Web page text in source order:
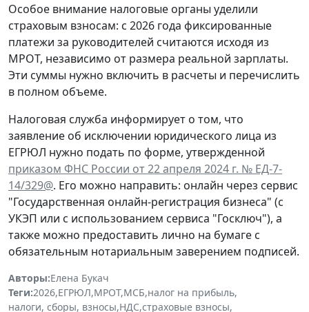
Особое внимание налоговые органы уделили
страховым взносам: с 2026 года фиксированные
платежи за руководителей считаются исходя из
МРОТ, независимо от размера реальной зарплаты.
Эти суммы нужно включить в расчеты и перечислить
в полном объеме.
Налоговая служба информирует о том, что
заявление об исключении юридического лица из
ЕГРЮЛ нужно подать по форме, утвержденной
приказом ФНС России от 22 апреля 2024 г. № ЕД-7-
14/329@. Его можно направить: онлайн через сервис
"Государственная онлайн-регистрация бизнеса" (с
УКЭП или с использованием сервиса "Госключ"), а
также можно предоставить лично на бумаге с
обязательным нотариальным заверением подписей.
Авторы:Елена Букач
Теги:2026,ЕГРЮЛ,МРОТ,МСБ,налог на прибыль,
налоги, сборы, взносы,НДС,страховые взносы,